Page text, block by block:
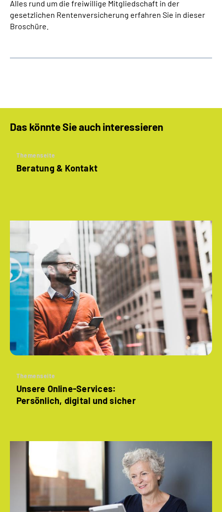
Alles rund um die freiwillige Mitgliedschaft in der
gesetzlichen Rentenversicherung erfahren Sie in dieser
Broschüre.
Das könnte Sie auch interessieren
Themenseite
Beratung & Kontakt
Themenseite
Unsere Online-Services:
Persönlich, digital und sicher